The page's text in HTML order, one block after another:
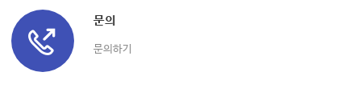
문의
문의하기